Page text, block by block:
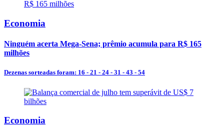
Economia
Ninguém acerta Mega-Sena; prêmio acumula para R$ 165
milhões
Dezenas sorteadas foram: 16 - 21 - 24 - 31 - 43 - 54
Economia